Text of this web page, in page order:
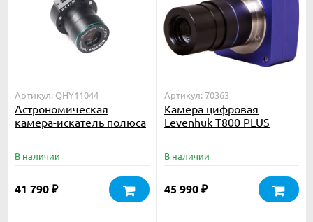
Артикул: QHY11044
Астрономическая
камера-искатель полюса
В наличии
41 790 ₽
Артикул: 70363
Камера цифровая
Levenhuk T800 PLUS
В наличии
45 990 ₽